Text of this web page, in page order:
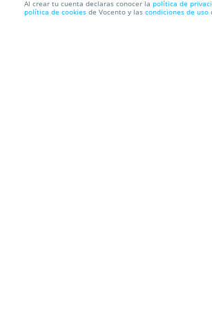
Canapé de madera IKON SLEEP con
Al crear tu cuenta declaras conocer la política de
política de cookies de Vocento y las condiciones de uso